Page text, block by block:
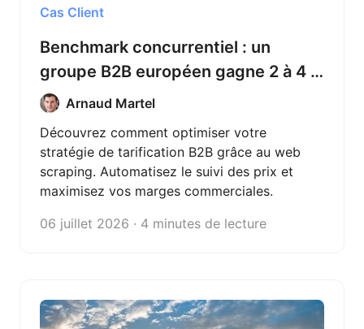
Cas Client
Benchmark concurrentiel : un
groupe B2B européen gagne 2 à 4 %
de marge avec Octoparse
Arnaud Martel
Découvrez comment optimiser votre
stratégie de tarification B2B grâce au web
scraping. Automatisez le suivi des prix et
maximisez vos marges commerciales.
06 juillet 2026 · 4 minutes de lecture